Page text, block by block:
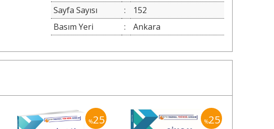
Sayfa Sayısı
:
152
Basım Yeri
: Ankara
%25 %25